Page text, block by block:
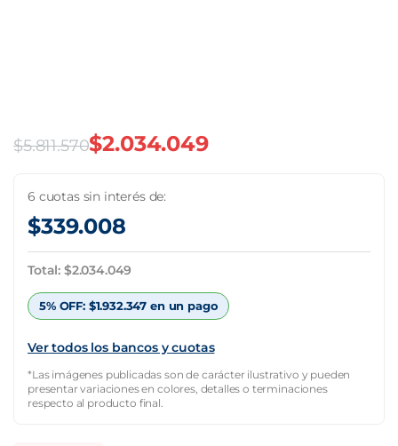
$5.811.570
precio
original
era:
$5.811.570.
$2.034.049
precio
actual
es:
$2.034.049.
6 cuotas sin interés de:
$339.008
Total: $2.034.049
5% OFF: $1.932.347 en un pago
Ver todos los bancos y cuotas
*Las imágenes publicadas son de carácter ilustrativo y pueden
presentar variaciones en colores, detalles o terminaciones
respecto al producto final.